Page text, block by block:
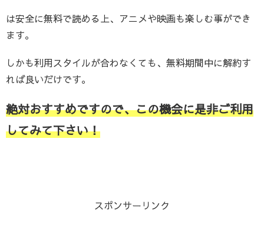
は安全に無料で読める上、アニメや映画も楽しむ事ができ
ます。
しかも利用スタイルが合わなくても、無料期間中に解約す
れば良いだけです。
絶対おすすめですので、この機会に是非ご利用
してみて下さい！
スポンサーリンク